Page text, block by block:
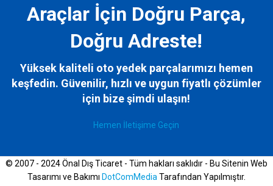
Araçlar İçin Doğru Parça,
Doğru Adreste!
Yüksek kaliteli oto yedek parçalarımızı hemen
keşfedin. Güvenilir, hızlı ve uygun fiyatlı çözümler
için bizeşimdi ulaşın!
Hemen İletişime Geçin
© 2007 - 2024 Önal Dış Ticaret - Tüm hakları saklıdır - Bu Sitenin Web
Tasarımı ve Bakımı DotComMedia Tarafından Yapılmıştır.